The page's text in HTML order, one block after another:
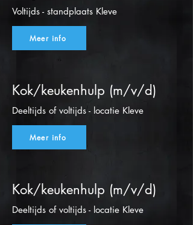
Voltijds - standplaats Kleve
Meer info
Kok/keukenhulp (m/v/d)
Deeltijds of voltijds - locatie Kleve
Meer info
Kok/keukenhulp (m/v/d)
Deeltijds of voltijds - locatie Kleve